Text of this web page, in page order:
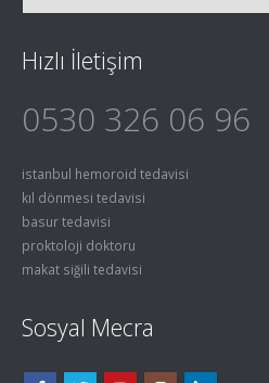
Hızlı İletişim
0530 326 06 96
istanbul hemoroid tedavisi
kıl dönmesi tedavisi
basur tedavisi
proktoloji doktoru
makat siğili tedavisi
Sosyal Mecra